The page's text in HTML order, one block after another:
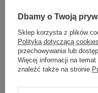
camelowy
42
Dbamy o Twoją
Sklep korzysta z plików
Polityką dotyczącą cookies
przechowywania lub
Więcej informacji na
znaleźć także na stronie